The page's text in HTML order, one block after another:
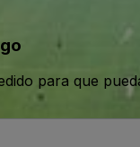
para que